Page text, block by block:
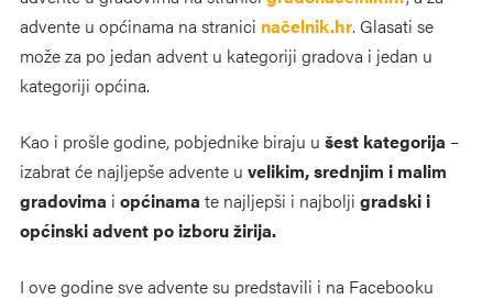
advente u općinama na stranici načelnik.hr. Glasati se
može za po jedan advent u kategoriji gradova i jedan u
kategoriji općina.
Kao i prošle godine, pobjednike biraju u šest kategorija –
izabrat će najljepše advente u velikim, srednjim i malim
gradovima i općinama te najljepši i najbolji gradski i
općinski advent po izboru žirija.
I ove godine sve advente su predstavili i na Facebooku